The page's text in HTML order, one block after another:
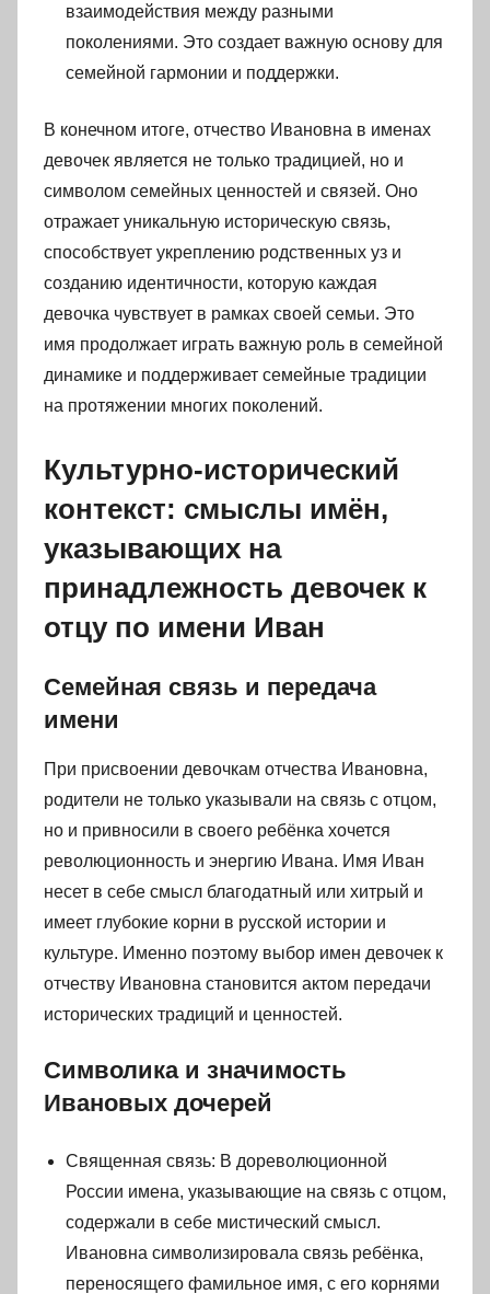
взаимодействия между разными
поколениями. Это создает важную основу для
семейной гармонии и поддержки.
В конечном итоге, отчество Ивановна в именах
девочек является не только традицией, но и
символом семейных ценностей и связей. Оно
отражает уникальную историческую связь,
способствует укреплению родственных уз и
созданию идентичности, которую каждая
девочка чувствует в рамках своей семьи. Это
имя продолжает играть важную роль в семейной
динамике и поддерживает семейные традиции
на протяжении многих поколений.
Культурно-исторический
контекст: смыслы имён,
указывающих на
принадлежность девочек к
отцу по имени Иван
Семейная связь и передача
имени
При присвоении девочкам отчества Ивановна,
родители не только указывали на связь с отцом,
но и привносили в своего ребёнка хочется
революционность и энергию Ивана. Имя Иван
несет в себе смысл благодатный или хитрый и
имеет глубокие корни в русской истории и
культуре. Именно поэтому выбор имен девочек к
отчеству Ивановна становится актом передачи
исторических традиций и ценностей.
Символика и значимость
Ивановых дочерей
Священная связь: В дореволюционной
России имена, указывающие на связь с отцом,
содержали в себе мистический смысл.
Ивановна символизировала связь ребёнка,
переносящего фамильное имя, с его корнями